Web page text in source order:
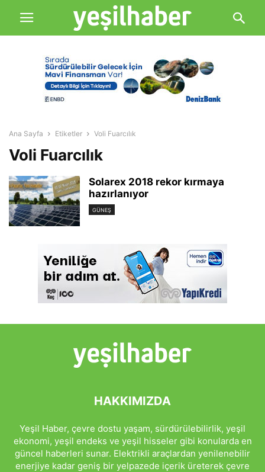
Ana Sayfa Etiketler Voli Fuarcılık
Voli Fuarcılık
Solarex 2018 rekor kırmaya
hazırlanıyor
GÜNEŞ
HAKKIMIZDA
Yeşil Haber, çevre dostu yaşam, sürdürülebilirlik, yeşil
ekonomi, yeşil endeks ve yeşil hisseler gibi konularda en
güncel haberleri sunar. Elektrikli araçlardan yenilenebilir
enerjiye kadar geniş bir yelpazede içerik üreterek çevre